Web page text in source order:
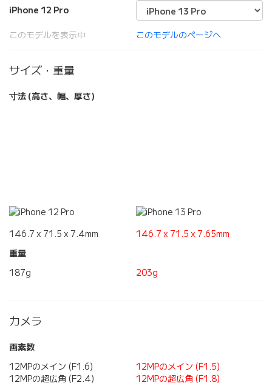
iPhone 12 Pro
このモデルを表示中 このモデルのページへ
サイズ・重量
寸法 (高さ、幅、厚さ)
146.7 x 71.5 x 7.4mm
146.7 x 71.5 x 7.65mm
重量
187g
203g
カメラ
画素数
12MPのメイン (F1.6)
12MPの超広角 (F2.4)
12MPのメイン (F1.5)
12MPの超広角 (F1.8)